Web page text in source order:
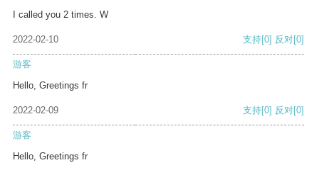
I called you 2 times. W
2022-02-10 支持[0] 反对[0]
游客
Hello, Greetings fr
2022-02-09 支持[0] 反对[0]
游客
Hello, Greetings fr